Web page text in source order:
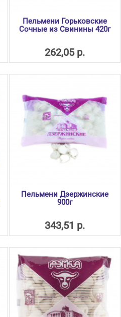
Пельмени Горьковские
Сочные из Свинины 420г
262,05 р.
Пельмени Дзержинские
900г
343,51 р.